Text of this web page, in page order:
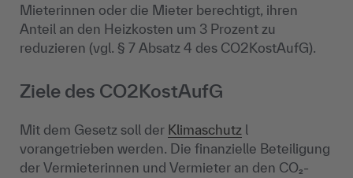
Mieterinnen oder die Mieter berechtigt, ihren
Anteil an den Heizkosten um 3 Prozent zu
reduzieren (vgl. § 7 Absatz 4 des CO2KostAufG).
Ziele des CO2KostAufG
Mit dem Gesetz soll der Klimaschutz l
vorangetrieben werden. Die finanzielle Beteiligung
der Vermieterinnen und Vermieter an den CO₂-